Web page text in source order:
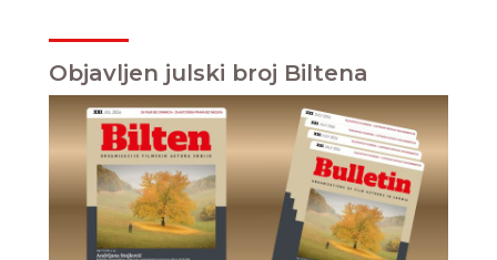
Objavljen julski broj Biltena